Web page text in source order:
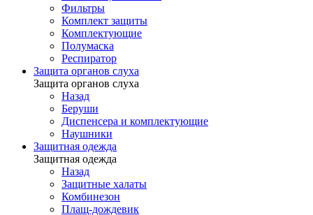
Фильтры
Комплект защиты
Комплектующие
Полумаска
Респиратор
Защита органов слуха
Защита органов слуха
Назад
Беруши
Диспенсера и комплектующие
Наушники
Защитная одежда
Защитная одежда
Назад
Защитные халаты
Комбинезон
Плащ-дождевик